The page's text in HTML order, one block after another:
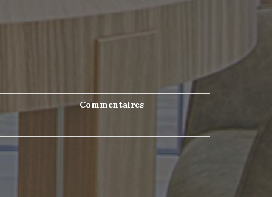
Commentaires